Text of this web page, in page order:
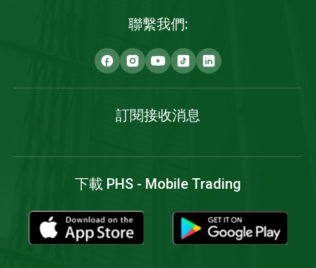
聯繫我們:
訂閱接收消息
下載 PHS - Mobile Trading